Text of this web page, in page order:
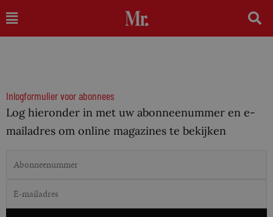
naar
Main
Menu
Inlogformulier voor abonnees
Log hieronder in met uw abonneenummer en e-
mailadres om online magazines te bekijken